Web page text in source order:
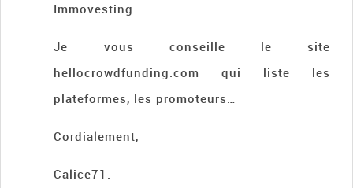
Immovesting…
Je vous conseille le site
hellocrowdfunding.com qui liste les
plateformes, les promoteurs…
Cordialement,
Calice71.